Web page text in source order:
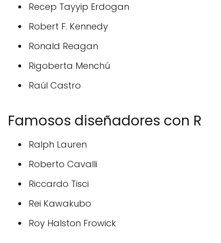
Recep Tayyip Erdogan
Robert F. Kennedy
Ronald Reagan
Rigoberta Menchú
Raúl Castro
Famosos diseñadores con R
Ralph Lauren
Roberto Cavalli
Riccardo Tisci
Rei Kawakubo
Roy Halston Frowick